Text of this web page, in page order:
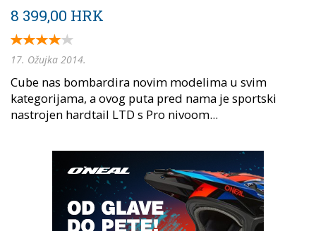
8 399,00 HRK
17. Ožujka 2014.
Cube nas bombardira novim modelima u svim
kategorijama, a ovog puta pred nama je sportski
nastrojen hardtail LTD s Pro nivoom...